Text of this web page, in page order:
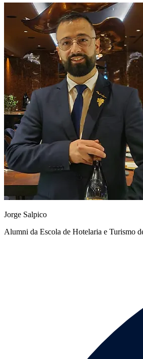
Jorge Salpico
Alumni da Escola de Hotelaria e Turismo